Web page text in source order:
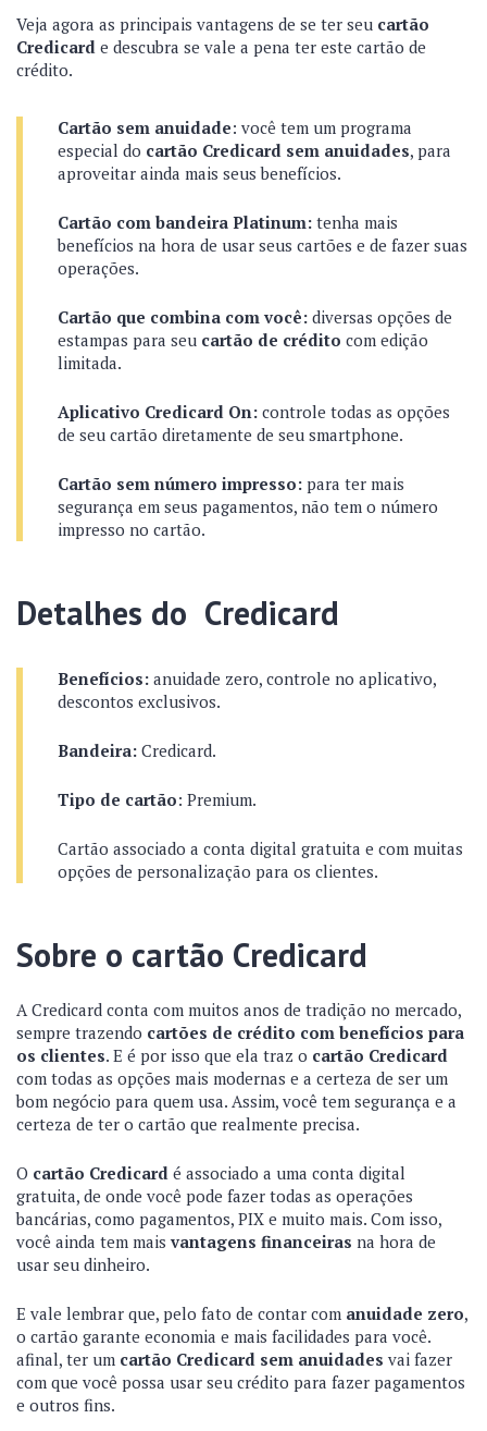
Veja agora as principais vantagens de se ter seu cartão
Credicard e descubra se vale a pena ter este cartão de
crédito.
Cartão sem anuidade: você tem um programa
especial do cartão Credicard sem anuidades, para
aproveitar ainda mais seus benefícios.
Cartão com bandeira Platinum: tenha mais
benefícios na hora de usar seus cartões e de fazer suas
operações.
Cartão que combina com você: diversas opções de
estampas para seu cartão de crédito com edição
limitada.
Aplicativo Credicard On: controle todas as opções
de seu cartão diretamente de seu smartphone.
Cartão sem número impresso: para ter mais
segurança em seus pagamentos, não tem o número
impresso no cartão.
Detalhes do Credicard
Benefícios: anuidade zero, controle no aplicativo,
descontos exclusivos.
Bandeira: Credicard.
Tipo de cartão: Premium.
Cartão associado a conta digital gratuita e com muitas
opções de personalização para os clientes.
Sobre o cartão Credicard
A Credicard conta com muitos anos de tradição no mercado,
sempre trazendo cartões de crédito com benefícios para
os clientes. E é por isso que ela traz o cartão Credicard
com todas as opções mais modernas e a certeza de ser um
bom negócio para quem usa. Assim, você tem segurança e a
certeza de ter o cartão que realmente precisa.
O cartão Credicard é associado a uma conta digital
gratuita, de onde você pode fazer todas as operações
bancárias, como pagamentos, PIX e muito mais. Com isso,
você ainda tem mais vantagens financeiras na hora de
usar seu dinheiro.
E vale lembrar que, pelo fato de contar com anuidade zero,
o cartão garante economia e mais facilidades para você.
afinal, ter um cartão Credicard sem anuidades vai fazer
com que você possa usar seu crédito para fazer pagamentos
e outros fins.